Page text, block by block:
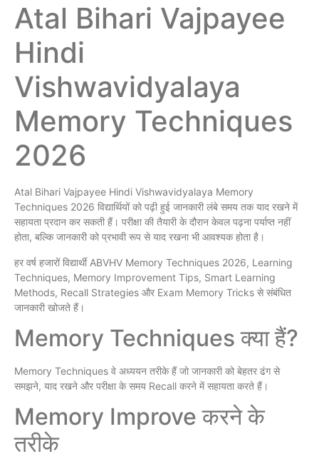
Atal Bihari Vajpayee
Hindi
Vishwavidyalaya
Memory Techniques
2026
Atal Bihari Vajpayee Hindi Vishwavidyalaya Memory
Techniques 2026 विद्यार्थियों को पढ़ी हुई जानकारी लंबे समय तक याद रखने में
सहायता प्रदान कर सकती हैं। परीक्षा की तैयारी के दौरान केवल पढ़ना पर्याप्त नहीं
होता, बल्कि जानकारी को प्रभावी रूप से याद रखना भी आवश्यक होता है।
हर वर्ष हजारों विद्यार्थी ABVHV Memory Techniques 2026, Learning
Techniques, Memory Improvement Tips, Smart Learning
Methods, Recall Strategies और Exam Memory Tricks से संबंधित
जानकारी खोजते हैं।
Memory Techniques क्या हैं?
Memory Techniques वे अध्ययन तरीके हैं जो जानकारी को बेहतर ढंग से
समझने, याद रखने और परीक्षा के समय Recall करने में सहायता करते हैं।
Memory Improve करने के
तरीके